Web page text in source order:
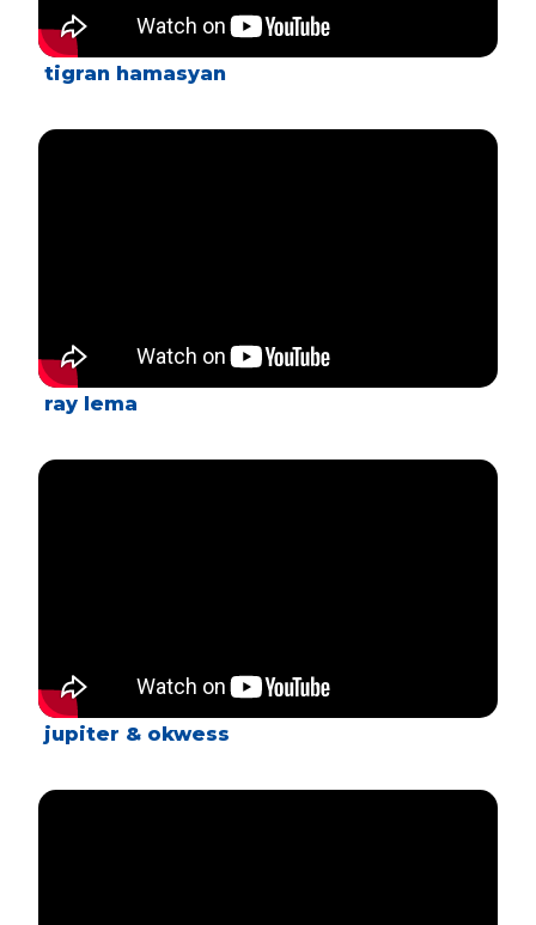
tigran hamasyan
ray lema
jupiter & okwess